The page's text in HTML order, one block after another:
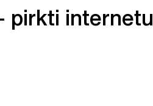
pirkti internetu